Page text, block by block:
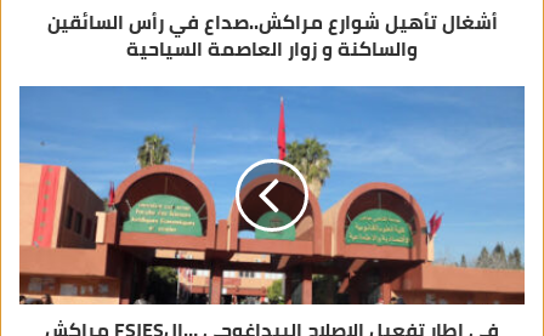
أشغال تأهيل شوارع مراكش..صداع في رأس السائقين
والساكنة و زوار العاصمة السياحية